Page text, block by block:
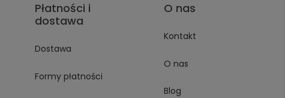
Płatności i
dostawa
Dostawa
Formy płatności
O nas
Kontakt
O nas
Blog